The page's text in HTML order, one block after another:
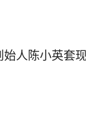
人陈小英套